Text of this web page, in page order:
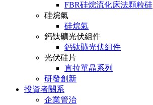
FBR硅烷流化床法顆粒硅
硅烷氣
硅烷氣
鈣钛礦光伏組件
鈣钛礦光伏組件
光伏硅片
直拉單晶系列
研發創新
投資者關系
企業管治